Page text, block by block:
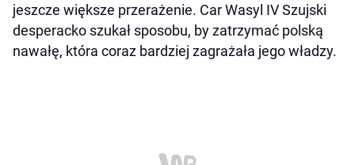
jeszcze większe przerażenie. Car Wasyl IV Szujski
desperacko szukał sposobu, by zatrzymać polską
nawałę, która coraz bardziej zagrażała jego władzy.